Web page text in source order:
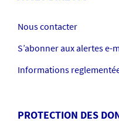
Nous contacter
S’abonner aux alertes e-
Informations
PROTECTION DES